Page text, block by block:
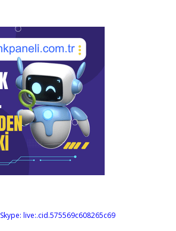
Skype: live:.cid.575569c608265c69